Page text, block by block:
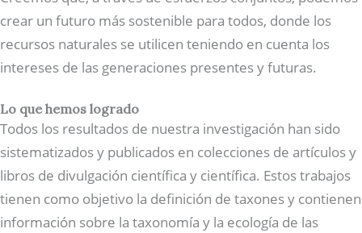
crear un futuro más sostenible para todos, donde los
recursos naturales se utilicen teniendo en cuenta los
intereses de las generaciones presentes y futuras.
Lo que hemos logrado
Todos los resultados de nuestra investigación han sido
sistematizados y publicados en colecciones de artículos y
libros de divulgación científica y científica. Estos trabajos
tienen como objetivo la definición de taxones y contienen
información sobre la taxonomía y la ecología de las